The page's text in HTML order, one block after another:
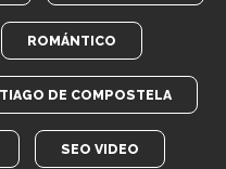
ROMÁNTICO
DE COMPOSTELA
SEO VIDEO